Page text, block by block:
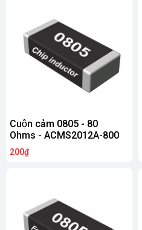
Cuộn cảm 0805 - 80
Ohms - ACMS2012A-800
200₫